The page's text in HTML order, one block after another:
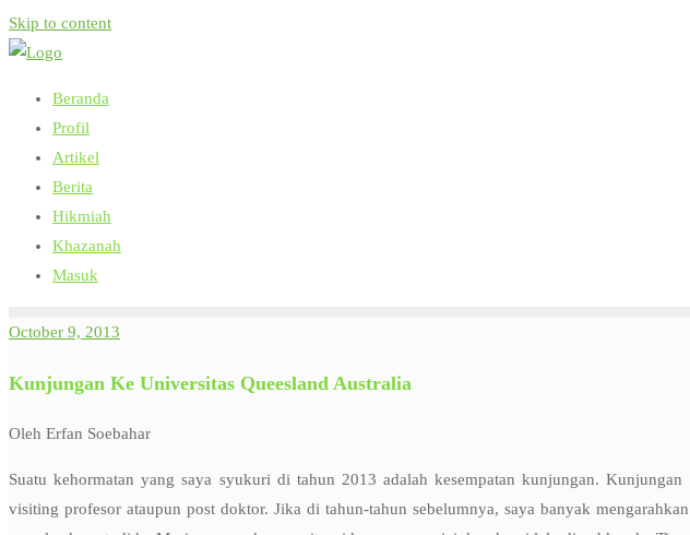
Skip to content
Beranda
Profil
Artikel
Berita
Hikmiah
Khazanah
Masuk
October 9, 2013
Kunjungan Ke Universitas Queesland Australia
Oleh Erfan Soebahar
Suatu kehormatan yang saya syukuri di tahun 2013 adalah kesempatan kunjungan.
visiting profesor ataupun post doktor. Jika di tahun-tahun sebelumnya, saya banyak